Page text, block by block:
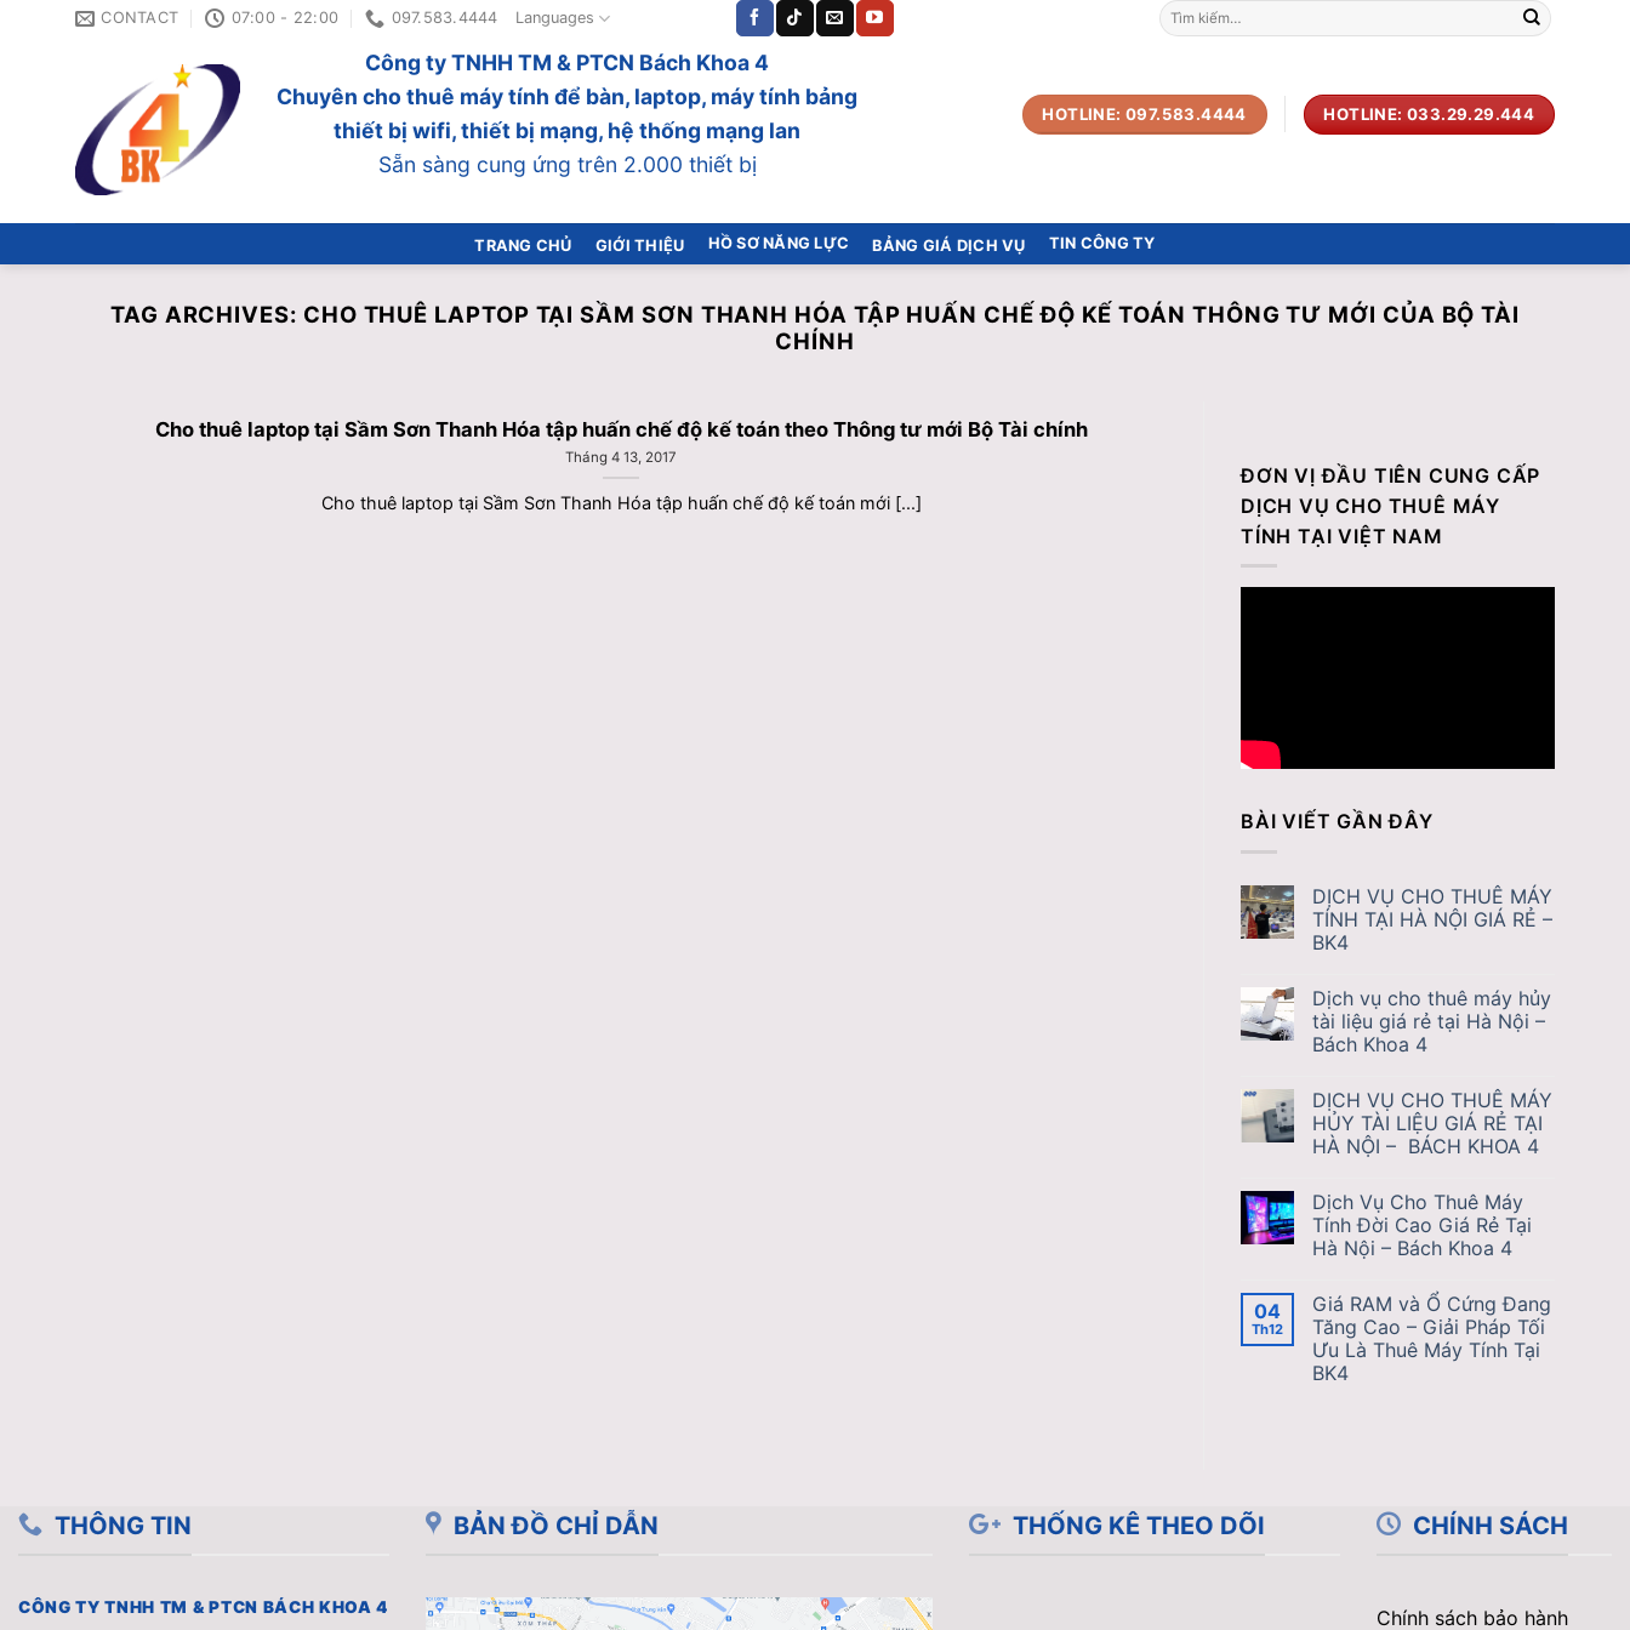
CONTACT 07:00 - 22:00 097.583.4444 Languages
Tìm
kiếm:
Công ty TNHH TM & PTCN Bách Khoa 4
Chuyên cho thuê máy tính để bàn, laptop, máy tính bảng
thiết bị wifi, thiết bị mạng, hệ thống mạng lan
Sẵn sàng cung ứng trên 2.000 thiết bị
HOTLINE: 097.583.4444 HOTLINE: 033.29.29.444
TRANG CHỦ GIỚI THIỆU HỒ SƠ NĂNG LỰC BẢNG GIÁ DỊCH VỤ TIN CÔNG TY
TAG ARCHIVES: CHO THUÊ LAPTOP TẠI SẦM SƠN THANH HÓA TẬP HUẤN CHẾ ĐỘ KẾ TOÁN THÔNG TƯ MỚI CỦA BỘ TÀI
CHÍNH
Cho thuê laptop tại Sầm Sơn Thanh Hóa tập huấn chế độ kế toán theo Thông tư mới Bộ Tài chính
Tháng 4 13, 2017
Cho thuê laptop tại Sầm Sơn Thanh Hóa tập huấn chế độ kế toán mới [...]
ĐƠN VỊ ĐẦU TIÊN CUNG CẤP
DỊCH VỤ CHO THUÊ MÁY
TÍNH TẠI VIỆT NAM
BÀI VIẾT GẦN ĐÂY
DỊCH VỤ CHO THUÊ MÁY
TÍNH TẠI HÀ NỘI GIÁ RẺ –
BK4
Dịch vụ cho thuê máy hủy
tài liệu giá rẻ tại Hà Nội –
Bách Khoa 4
DỊCH VỤ CHO THUÊ MÁY
HỦY TÀI LIỆU GIÁ RẺ TẠI
HÀ NỘI – BÁCH KHOA 4
Dịch Vụ Cho Thuê Máy
Tính Đời Cao Giá Rẻ Tại
Hà Nội – Bách Khoa 4
04
Th12
Giá RAM và Ổ Cứng Đang
Tăng Cao – Giải Pháp Tối
Ưu Là Thuê Máy Tính Tại
BK4
THÔNG TIN
CÔNG TY TNHH TM & PTCN BÁCH KHOA 4
BẢN ĐỒ CHỈ DẪN THỐNG KÊ THEO DÕI CHÍNH SÁCH
Chính sách bảo hành